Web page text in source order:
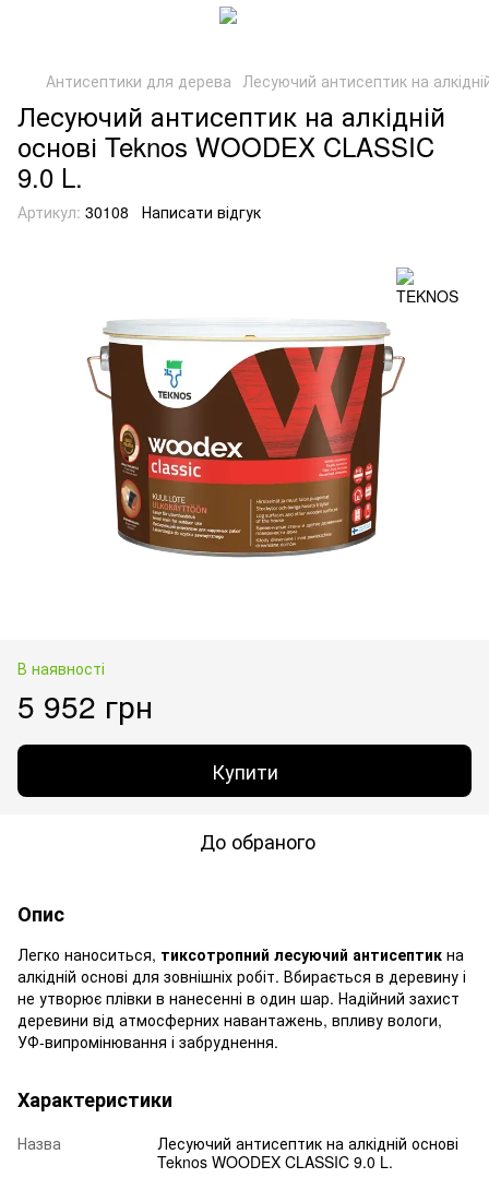
Антисептики для дерева Лесуючий антисептик на
Лесуючий антисептик на алкідній
основі Teknos WOODEX CLASSIC
9.0 L.
Артикул: 30108 Написати відгук
В наявності
5 952 грн
Купити
До обраного
Опис
Легко наноситься, тиксотропний лесуючий антисептик на
алкідній основі для зовнішніх робіт. Вбирається в деревину і
не утворює плівки в нанесенні в один шар. Надійний захист
деревини від атмосферних навантажень, впливу вологи,
УФ-випромінювання і забруднення.
Характеристики
Назва
Лесуючий антисептик на алкідній основі
Teknos WOODEX CLASSIC 9.0 L.